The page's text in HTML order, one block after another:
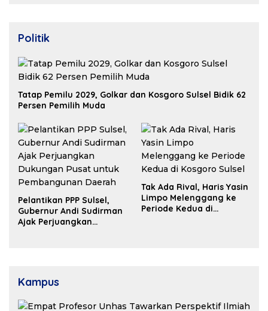
Politik
Tatap Pemilu 2029, Golkar dan Kosgoro Sulsel Bidik 62
Persen Pemilih Muda
Pelantikan PPP Sulsel,
Gubernur Andi Sudirman
Ajak Perjuangkan
Tak Ada Rival, Haris Yasin
Limpo Melenggang ke
Periode Kedua di
Kampus